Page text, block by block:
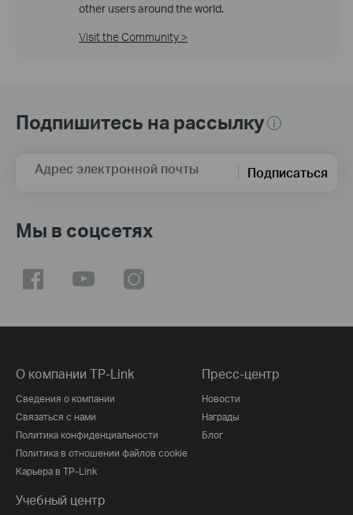
other users around the world.
Visit the Community >
Подпишитесь на рассылку
Адрес электронной почты Подписаться
Мы в соцсетях
О компании TP-Link
Сведения о компании
Связаться с нами
Политика конфиденциальности
Политика в отношении файлов cookie
Карьера в TP-Link
Пресс-центр
Новости
Награды
Блог
Учебный центр